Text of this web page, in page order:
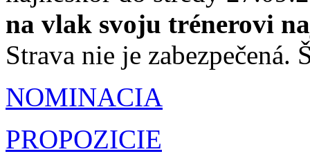
na vlak svoju trénerovi
Strava nie je zabezpečená.
NOMINACIA
PROPOZICIE